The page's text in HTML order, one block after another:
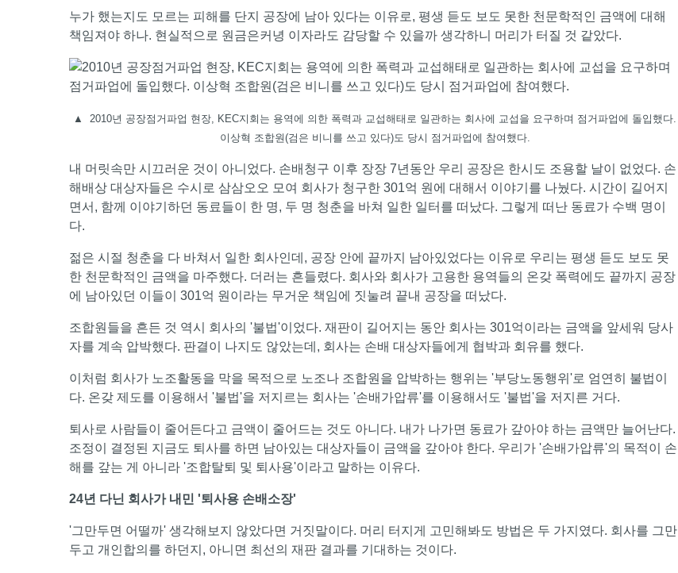
누가 했는지도 모르는 피해를 단지 공장에 남아 있다는 이유로, 평생 듣도 보도 못한 천문학적인 금액에 대해
책임져야 하나. 현실적으로 원금은커녕 이자라도 감당할 수 있을까 생각하니 머리가 터질 것 같았다.
▲
2010년 공장점거파업 현장, KEC지회는 용역에 의한 폭력과 교섭해태로 일관하는 회사에 교섭을 요구하며 점거파업에 돌입했다.
이상혁 조합원(검은 비니를 쓰고 있다)도 당시 점거파업에 참여했다.
내 머릿속만 시끄러운 것이 아니었다. 손배청구 이후 장장 7년동안 우리 공장은 한시도 조용할 날이 없었다. 손
해배상 대상자들은 수시로 삼삼오오 모여 회사가 청구한 301억 원에 대해서 이야기를 나눴다. 시간이 길어지
면서, 함께 이야기하던 동료들이 한 명, 두 명 청춘을 바쳐 일한 일터를 떠났다. 그렇게 떠난 동료가 수백 명이
다.
젊은 시절 청춘을 다 바쳐서 일한 회사인데, 공장 안에 끝까지 남아있었다는 이유로 우리는 평생 듣도 보도 못
한 천문학적인 금액을 마주했다. 더러는 흔들렸다. 회사와 회사가 고용한 용역들의 온갖 폭력에도 끝까지 공장
에 남아있던 이들이 301억 원이라는 무거운 책임에 짓눌려 끝내 공장을 떠났다.
조합원들을 흔든 것 역시 회사의 '불법'이었다. 재판이 길어지는 동안 회사는 301억이라는 금액을 앞세워 당사
자를 계속 압박했다. 판결이 나지도 않았는데, 회사는 손배 대상자들에게 협박과 회유를 했다.
이처럼 회사가 노조활동을 막을 목적으로 노조나 조합원을 압박하는 행위는 '부당노동행위'로 엄연히 불법이
다. 온갖 제도를 이용해서 '불법'을 저지르는 회사는 '손배가압류'를 이용해서도 '불법'을 저지른 거다.
퇴사로 사람들이 줄어든다고 금액이 줄어드는 것도 아니다. 내가 나가면 동료가 갚아야 하는 금액만 늘어난다.
조정이 결정된 지금도 퇴사를 하면 남아있는 대상자들이 금액을 갚아야 한다. 우리가 '손배가압류'의 목적이 손
해를 갚는 게 아니라 '조합탈퇴 및 퇴사용'이라고 말하는 이유다.
24년 다닌 회사가 내민 '퇴사용 손배소장'
'그만두면 어떨까' 생각해보지 않았다면 거짓말이다. 머리 터지게 고민해봐도 방법은 두 가지였다. 회사를 그만
두고 개인합의를 하던지, 아니면 최선의 재판 결과를 기대하는 것이다.